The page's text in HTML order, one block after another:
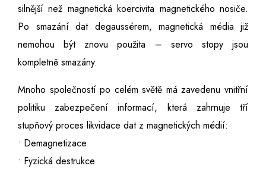
silnější než magnetická koercivita magnetického nosiče.
Po smazání dat degaussérem, magnetická média již
nemohou být znovu použita – servo stopy jsou
kompletně smazány.
Mnoho společností po celém světě má zavedenu vnitřní
politiku zabezpečení informací, která zahrnuje tří
stupňový proces likvidace dat z magnetických médií:
• Demagnetizace
• Fyzická destrukce